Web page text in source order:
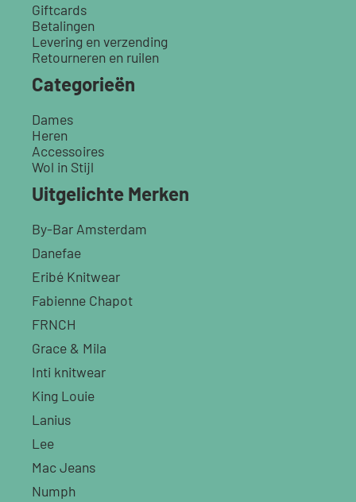
Giftcards
Betalingen
Levering en verzending
Retourneren en ruilen
Categorieën
Dames
Heren
Accessoires
Wol in Stijl
Uitgelichte Merken
By-Bar Amsterdam
Danefae
Eribé Knitwear
Fabienne Chapot
FRNCH
Grace & Mila
Inti knitwear
King Louie
Lanius
Lee
Mac Jeans
Numph